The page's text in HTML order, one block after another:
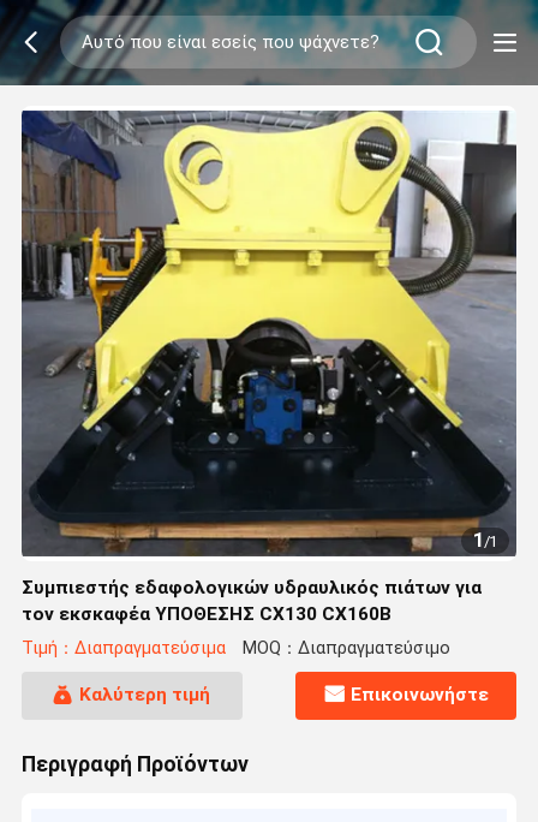
1/1
Συμπιεστής εδαφολογικών υδραυλικός πιάτων για
τον εκσκαφέα ΥΠΟΘΕΣΗΣ CX130 CX160B
Τιμή：Διαπραγματεύσιμα MOQ：Διαπραγματεύσιμο
Καλύτερη τιμή Επικοινωνήστε
Περιγραφή Προϊόντων